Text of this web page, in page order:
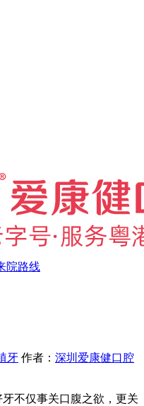
院路线
牙 作者： 深圳爱康健口腔
不仅事关口腹之欲，更关